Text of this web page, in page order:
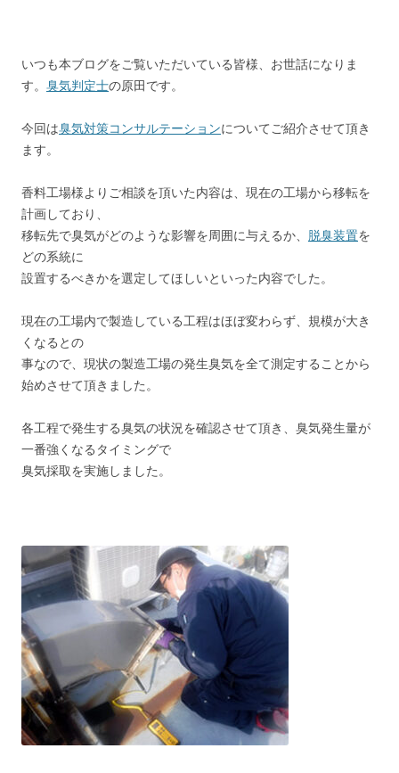
k
いつも本ブログをご覧いただいている皆様、お世話になりま
す。 臭気判定士の原田です。
今回は臭気対策コンサルテーションについてご紹介させて頂き
ます。
香料工場様よりご相談を頂いた内容は、現在の工場から移転を
計画しており、
移転先で臭気がどのような影響を周囲に与えるか、 脱臭装置を
どの系統に
設置するべきかを選定してほしいといった内容でした。
現在の工場内で製造している工程はほぼ変わらず、規模が大き
くなるとの
事なので、現状の製造工場の発生臭気を全て測定することから
始めさせて頂きました。
各工程で発生する臭気の状況を確認させて頂き、臭気発生量が
一番強くなるタイミングで
臭気採取を実施しました。